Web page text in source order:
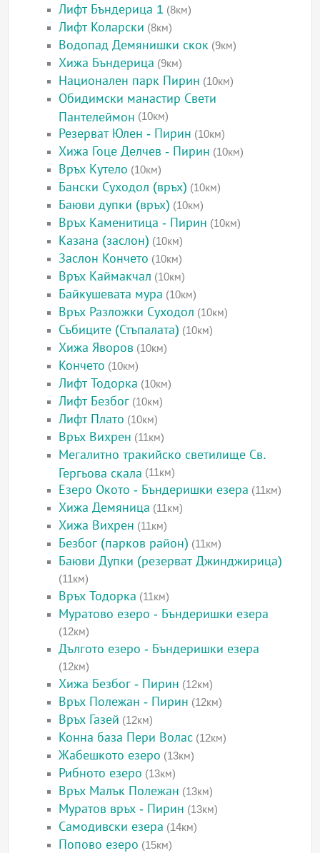
Лифт Бъндерица 1 (8км)
Лифт Коларски (8км)
Водопад Демянишки скок (9км)
Хижа Бъндерица (9км)
Национален парк Пирин (10км)
Обидимски манастир Свети
Пантелеймон (10км)
Резерват Юлен - Пирин (10км)
Хижа Гоце Делчев - Пирин (10км)
Връх Кутело (10км)
Бански Суходол (връх) (10км)
Баюви дупки (връх) (10км)
Връх Каменитица - Пирин (10км)
Казана (заслон) (10км)
Заслон Кончето (10км)
Връх Каймакчал (10км)
Байкушевата мура (10км)
Връх Разложки Суходол (10км)
Събиците (Стъпалата) (10км)
Хижа Яворов (10км)
Кончето (10км)
Лифт Тодорка (10км)
Лифт Безбог (10км)
Лифт Плато (10км)
Връх Вихрен (11км)
Мегалитно тракийско светилище Св.
Гергьова скала (11км)
Езеро Окото - Бъндеришки езера (11км)
Хижа Демяница (11км)
Хижа Вихрен (11км)
Безбог (парков район) (11км)
Баюви Дупки (резерват Джинджирица)
(11км)
Връх Тодорка (11км)
Муратово езеро - Бъндеришки езера
(12км)
Дългото езеро - Бъндеришки езера
(12км)
Хижа Безбог - Пирин (12км)
Връх Полежан - Пирин (12км)
Връх Газей (12км)
Конна база Пери Волас (12км)
Жабешкото езеро (13км)
Рибното езеро (13км)
Връх Малък Полежан (13км)
Муратов връх - Пирин (13км)
Самодивски езера (14км)
Попово езеро (15км)